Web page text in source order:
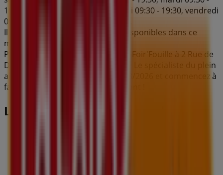
19:30, mercredi 09:30 - 19:30, jeudi 09:30 - 19:30, vendredi
09:30 - 19:30, samedi 09:30 - 19:30.
Il y a actuellement 1 catalogues disponibles dans ce
magasin La Foir'Fouille.
Parcourez le dernier catalogue La Foir'Fouille à 2 Rue de
Dunkerque Rue Nicéphore Niépce Le spécialiste du plein
air valable du 02/03/2026 au 31/08/2026 et commencez à
faire des économies dès maintenant !
Les magasins les plus proches